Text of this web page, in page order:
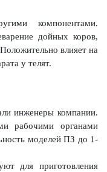
компонентами.
дойных коров,
влияет на
у телят.
инженеры компании.
рабочими органами
моделей ПЗ до 1-
для приготовления